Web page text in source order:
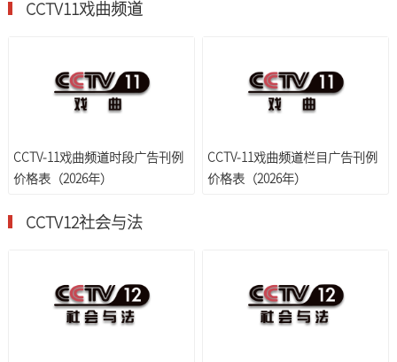
CCTV11戏曲频道
CCTV-11戏曲频道时段广告刊例
价格表（2026年）
CCTV-11戏曲频道栏目广告刊例
价格表（2026年）
CCTV12社会与法